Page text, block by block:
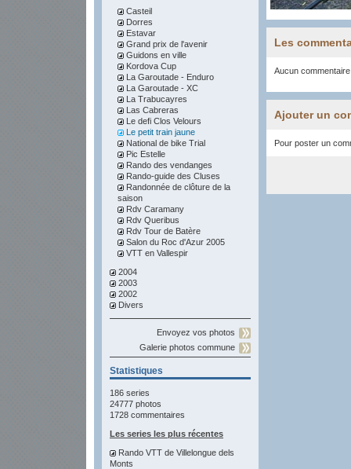
Casteil
Dorres
Estavar
Grand prix de l'avenir
Guidons en ville
Kordova Cup
La Garoutade - Enduro
La Garoutade - XC
La Trabucayres
Las Cabreras
Le defi Clos Velours
Le petit train jaune
National de bike Trial
Pic Estelle
Rando des vendanges
Rando-guide des Cluses
Randonnée de clôture de la
saison
Rdv Caramany
Rdv Queribus
Rdv Tour de Batère
Salon du Roc d'Azur 2005
VTT en Vallespir
2004
2003
2002
Divers
Envoyez vos photos
Galerie photos commune
Statistiques
186 series
24777 photos
1728 commentaires
Les series les plus récentes
Rando VTT de Villelongue dels
Monts
Les
Aucun
Ajouter un
Pour poster un